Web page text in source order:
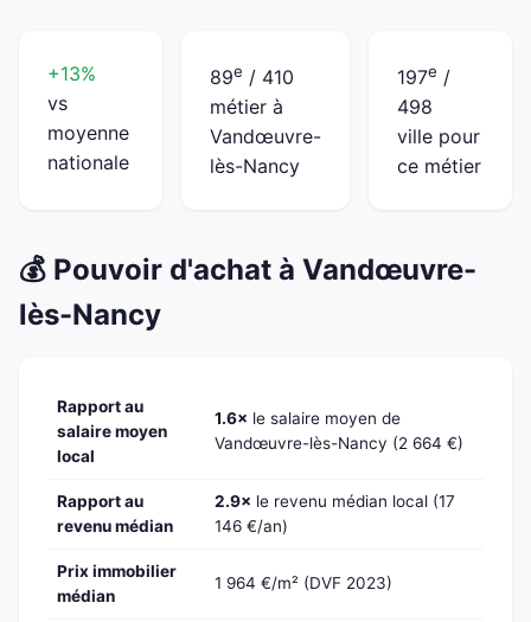
+13%
vs
moyenne
nationale
89e / 410
métier à
Vandœuvre-
lès-Nancy
197e /
498
ville pour
ce métier
💰 Pouvoir d'achat à Vandœuvre-
lès-Nancy
Rapport au
salaire moyen
local
1.6× le salaire moyen de
Vandœuvre-lès-Nancy (2 664 €)
Rapport au
revenu médian
2.9× le revenu médian local (17
146 €/an)
Prix immobilier
médian
1 964 €/m² (DVF 2023)